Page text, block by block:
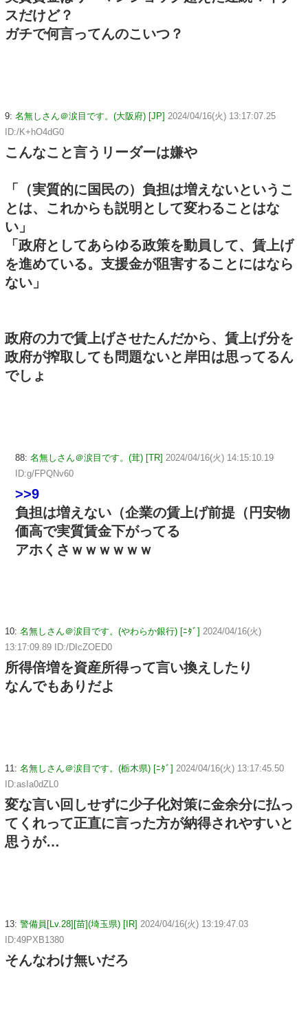
スだけど？
ガチで何言ってんのこいつ？
9: 名無しさん＠涙目です。(大阪府) [JP] 2024/04/16(火) 13:17:07.25
ID:/K+hO4dG0
こんなこと言うリーダーは嫌や
「（実質的に国民の）負担は増えないというこ
とは、これからも説明として変わることはな
い」
「政府としてあらゆる政策を動員して、賃上げ
を進めている。支援金が阻害することにはなら
ない」
政府の力で賃上げさせたんだから、賃上げ分を
政府が搾取しても問題ないと岸田は思ってるん
でしょ
88: 名無しさん＠涙目です。(茸) [TR] 2024/04/16(火) 14:15:10.19
ID:g/FPQNv60
>>9
負担は増えない（企業の賃上げ前提（円安物
価高で実質賃金下がってる
アホくさｗｗｗｗｗｗ
10: 名無しさん＠涙目です。(やわらか銀行) [ﾆﾀﾞ] 2024/04/16(火)
13:17:09.89 ID:/DIcZOED0
所得倍増を資産所得って言い換えしたり
なんでもありだよ
11: 名無しさん＠涙目です。(栃木県) [ﾆﾀﾞ] 2024/04/16(火) 13:17:45.50
ID:asIa0dZL0
変な言い回しせずに少子化対策に金余分に払っ
てくれって正直に言った方が納得されやすいと
思うが…
13: 警備員[Lv.28][苗](埼玉県) [IR] 2024/04/16(火) 13:19:47.03
ID:49PXB1380
そんなわけ無いだろ